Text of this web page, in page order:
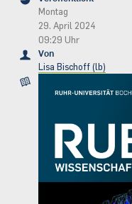
Montag
29. April 2024
09:29 Uhr
Von
Lisa Bischoff (lb)